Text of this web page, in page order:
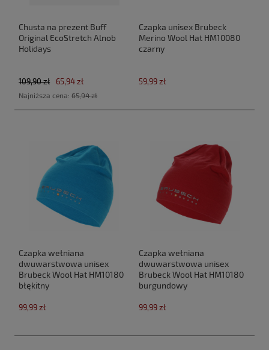
Chusta na prezent Buff
Original EcoStretch Alnob
Holidays
65,94 zł
109,90 zł
Najniższa cena:65,94 zł
Czapka unisex Brubeck
Merino Wool Hat HM10080
czarny
59,99 zł
Czapka wełniana
dwuwarstwowa unisex
Brubeck Wool Hat HM10180
błękitny
99,99 zł
Czapka wełniana
dwuwarstwowa unisex
Brubeck Wool Hat HM10180
burgundowy
99,99 zł